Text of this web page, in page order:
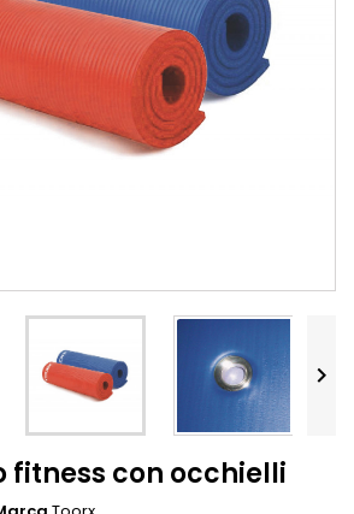

fitness con occhielli